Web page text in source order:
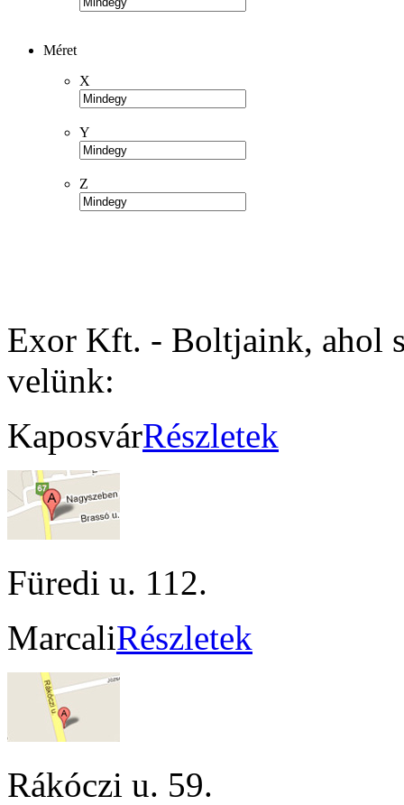
Méret
X
Y
Z
Exor Kft. - Boltjaink, ahol
velünk:
KaposvárRészletek
Füredi u. 112.
MarcaliRészletek
Rákóczi u. 59.